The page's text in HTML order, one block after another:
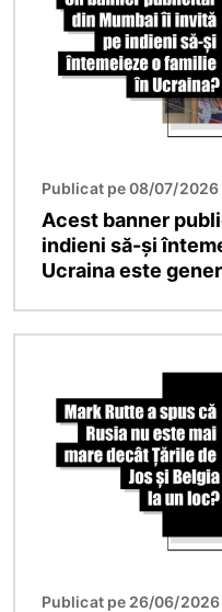
Publicat pe 08/07/2026
Acest banner
indieni să-și
Ucraina este
Publicat pe 26/06/2026